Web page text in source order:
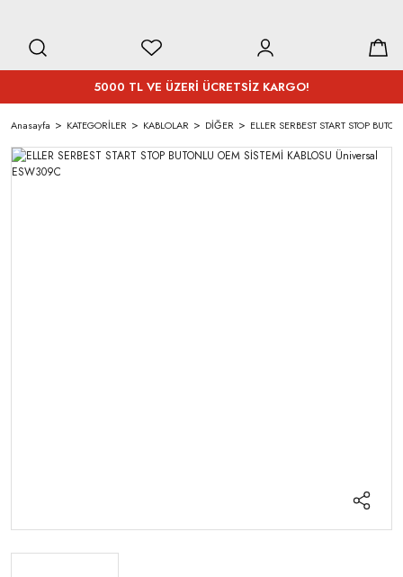
5000 TL VE ÜZERİ ÜCRETSİZ KARGO!
Anasayfa KATEGORİLER KABLOLAR DİĞER ELLER SERBEST START STOP